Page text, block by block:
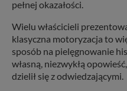
pełnej okazałości.
Wielu właścicieli
klasyczna motoryzacja to
sposób na pielęgnowanie
własną, niezwykłą
dzielił się z odwiedzającymi.